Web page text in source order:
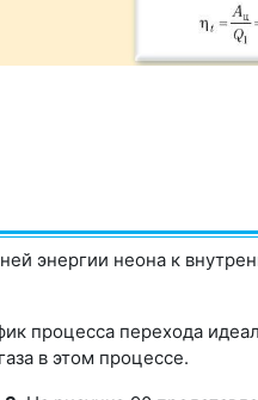
энергии неона к
процесса перехода
в этом процессе.